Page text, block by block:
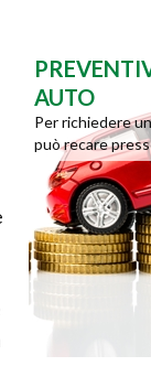
AUTO
Per richiedere
può recare